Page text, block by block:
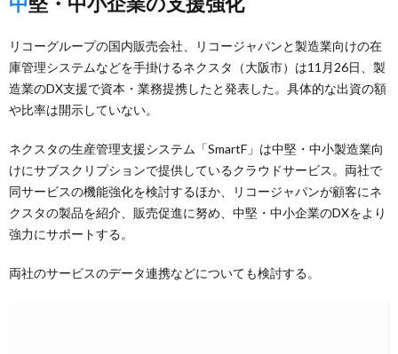
リコーグループの国内販売会社、リコージャパンと製造業向けの在
庫管理システムなどを手掛けるネクスタ（大阪市）は11月26日、製
造業のDX支援で資本・業務提携したと発表した。具体的な出資の額
や比率は開示していない。
ネクスタの生産管理支援システム「SmartF」は中堅・中小製造業向
けにサブスクリプションで提供しているクラウドサービス。両社で
同サービスの機能強化を検討するほか、リコージャパンが顧客にネ
クスタの製品を紹介、販売促進に努め、中堅・中小企業のDXをより
強力にサポートする。
両社のサービスのデータ連携などについても検討する。